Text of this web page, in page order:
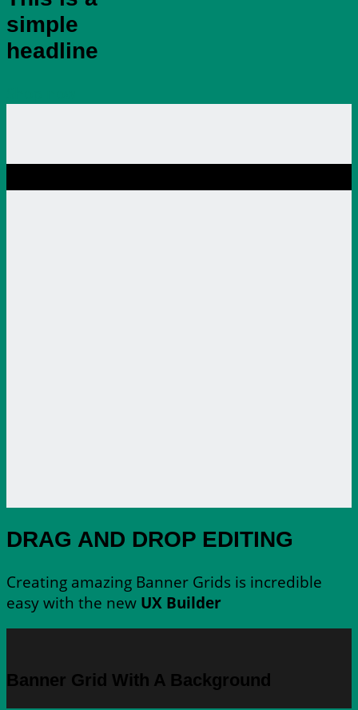
simple
headline
DRAG AND DROP EDITING
Creating amazing Banner Grids is incredible
easy with the new UX Builder
Banner Grid With A Background